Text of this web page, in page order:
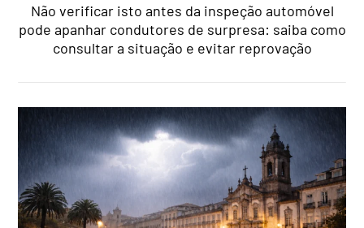
Não verificar isto antes da inspeção automóvel
pode apanhar condutores de surpresa: saiba como
consultar a situação e evitar reprovação